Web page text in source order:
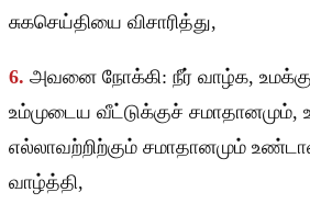
சுகசெய்தியை விசாரித்து,
6. அவனை நோக்கி: நீர் வாழ்க,
உம்முடைய வீட்டுக்குச்
எல்லாவற்றிற்கும் சமாதானமும்
வாழ்த்தி,